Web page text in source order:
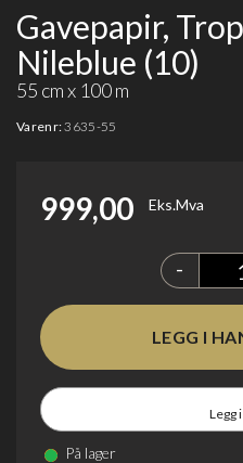
Gavepapir,
Nileblue (10)
55 cm x 100 m
Varenr:3635-55
999,00 Eks.Mva
-
Legg
På lager